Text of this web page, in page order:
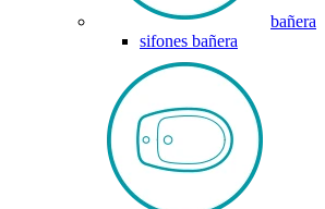
bañera
sifones bañera